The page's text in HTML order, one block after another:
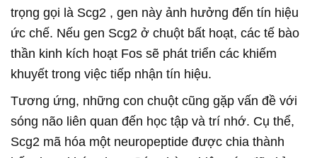
trọng gọi là Scg2 , gen này ảnh hưởng đến tín hiệu
ức chế. Nếu gen Scg2 ở chuột bất hoạt, các tế bào
thần kinh kích hoạt Fos sẽ phát triển các khiếm
khuyết trong việc tiếp nhận tín hiệu.
Tương ứng, những con chuột cũng gặp vấn đề với
sóng não liên quan đến học tập và trí nhớ. Cụ thể,
Scg2 mã hóa một neuropeptide được chia thành